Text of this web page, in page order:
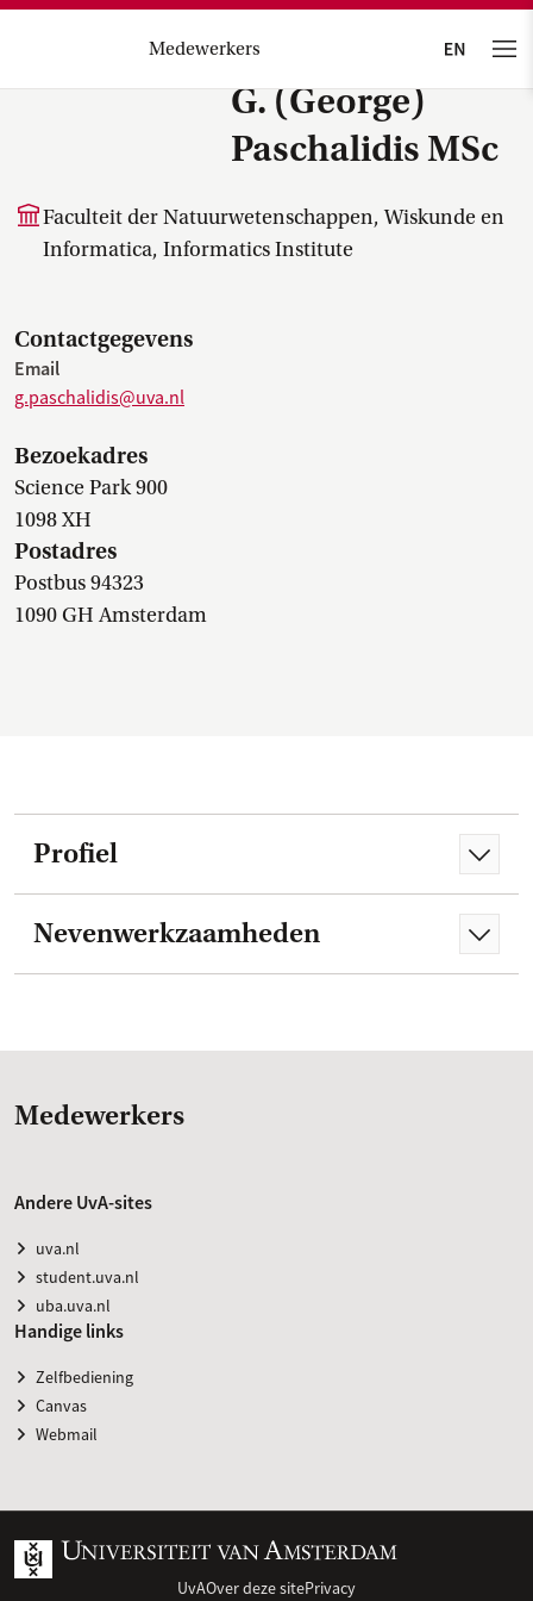
Medewerkers
G. (George)
Paschalidis MSc
Faculteit der Natuurwetenschappen, Wiskunde en
Informatica, Informatics Institute
Contactgegevens
Email
g.paschalidis@uva.nl
Bezoekadres
Science Park 900
1098 XH
Postadres
Postbus 94323
1090 GH Amsterdam
Profiel
Nevenwerkzaamheden
Medewerkers
Andere UvA-sites
uva.nl
student.uva.nl
uba.uva.nl
Handige links
Zelfbediening
Canvas
Webmail
UvAOver deze sitePrivacy